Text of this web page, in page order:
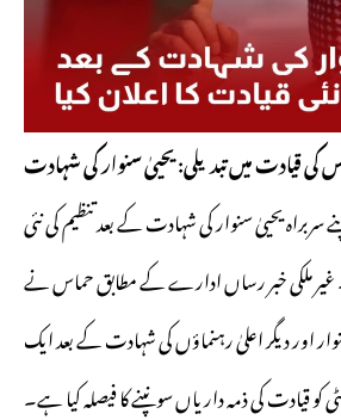
کی قیادت میں تبدیلی: یحییٰ سنوار کی شہادت
یحییٰ سنوار کی شہادت کے بعد تنظیم کی نئی
غیر ملکی خبر رساں ادارے کے مطابق حماس نے
اور دیگر اعلیٰ رہنماؤں کی شہادت کے بعد ایک
کو قیادت کی ذمہ داریاں سونپنے کا فیصلہ کیا ہے۔